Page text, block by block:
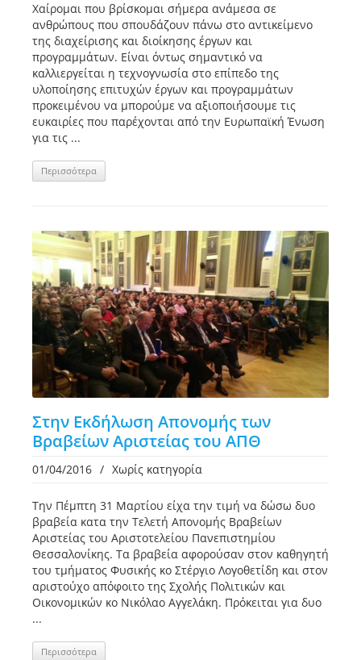
Χαίρομαι που βρίσκομαι σήμερα ανάμεσα σε
ανθρώπους που σπουδάζουν πάνω στο αντικείμενο
της διαχείρισης και διοίκησης έργων και
προγραμμάτων. Είναι όντως σημαντικό να
καλλιεργείται η τεχνογνωσία στο επίπεδο της
υλοποίησης επιτυχών έργων και προγραμμάτων
προκειμένου να μπορούμε να αξιοποιήσουμε τις
ευκαιρίες που παρέχονται από την Ευρωπαϊκή Ένωση
για τις ...
Περισσότερα
Στην Εκδήλωση Απονομής των
Βραβείων Αριστείας του ΑΠΘ
01/04/2016 / Χωρίς κατηγορία
Την Πέμπτη 31 Μαρτίου είχα την τιμή να δώσω δυο
βραβεία κατα την Τελετή Απονομής Βραβείων
Αριστείας του Αριστοτελείου Πανεπιστημίου
Θεσσαλονίκης. Τα βραβεία αφορούσαν στον καθηγητή
του τμήματος Φυσικής κο Στέργιο Λογοθετίδη και στον
αριστούχο απόφοιτο της Σχολής Πολιτικών και
Οικονομικών κο Νικόλαο Αγγελάκη. Πρόκειται για δυο
...
Περισσότερα